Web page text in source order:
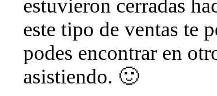
estuvieron cerradas
este tipo de ventas te
podes encontrar en
asistiendo. 🙂